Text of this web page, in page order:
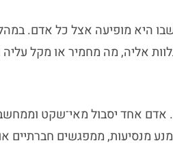
היא מופיעה אצל כל אדם.
אליה, מה מחמיר או מקל עליה
אדם אחד יסבול מאי־שקט
מנסיעות, ממפגשים חברתיים